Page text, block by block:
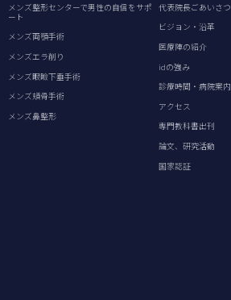
メンズ整形センターで男性の自信をサポ
ート
メンズ両顎手術
メンズエラ削り
メンズ眼瞼下垂手術
メンズ頬骨手術
メンズ鼻整形
代表院長ごあいさつ
ビジョン・沿革
医療陣の紹介
idの強み
診療時間・病院案内
アクセス
専門教科書出刊
論文、研究活動
国家認証